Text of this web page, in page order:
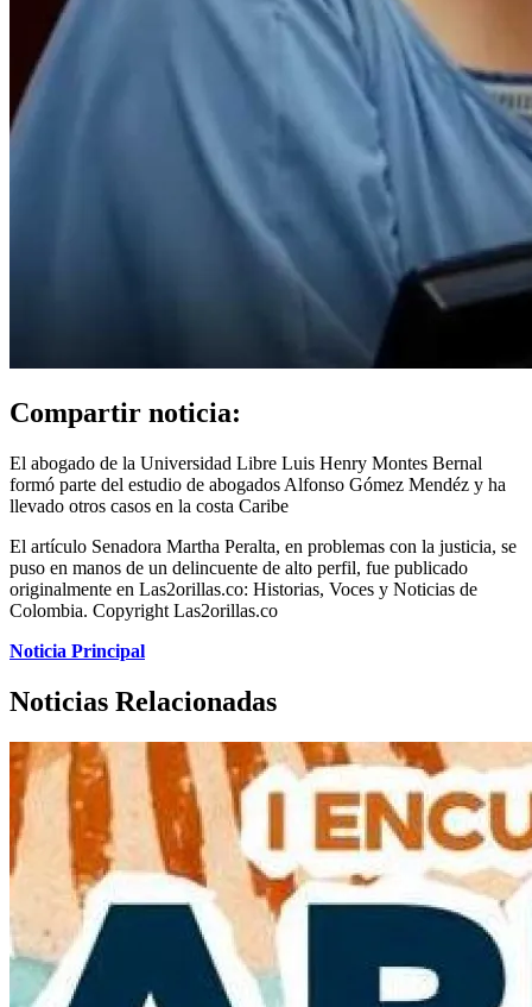
Compartir noticia:
El abogado de la Universidad Libre Luis Henry Montes Bernal
formó parte del estudio de abogados Alfonso Gómez Mendéz y ha
llevado otros casos en la costa Caribe
El artículo Senadora Martha Peralta, en problemas con la justicia, se
puso en manos de un delincuente de alto perfil, fue publicado
originalmente en Las2orillas.co: Historias, Voces y Noticias de
Colombia. Copyright Las2orillas.co
Noticia Principal
Noticias Relacionadas